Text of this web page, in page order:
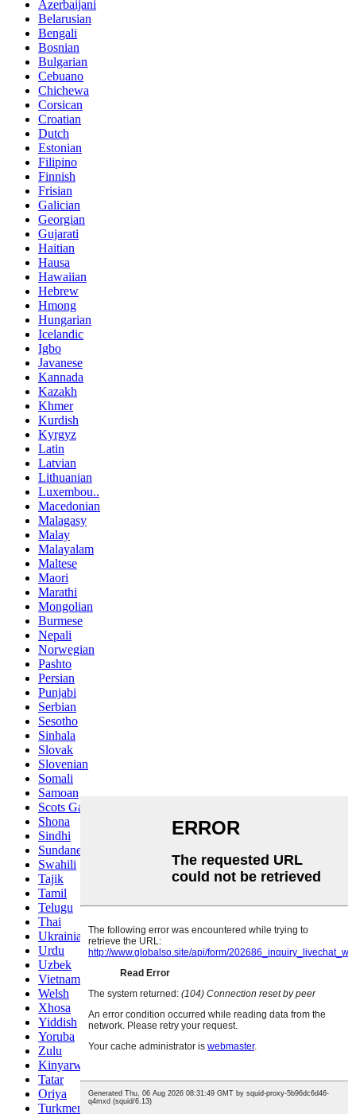
Azerbaijani
Belarusian
Bengali
Bosnian
Bulgarian
Cebuano
Chichewa
Corsican
Croatian
Dutch
Estonian
Filipino
Finnish
Frisian
Galician
Georgian
Gujarati
Haitian
Hausa
Hawaiian
Hebrew
Hmong
Hungarian
Icelandic
Igbo
Javanese
Kannada
Kazakh
Khmer
Kurdish
Kyrgyz
Latin
Latvian
Lithuanian
Luxembou..
Macedonian
Malagasy
Malay
Malayalam
Maltese
Maori
Marathi
Mongolian
Burmese
Nepali
Norwegian
Pashto
Persian
Punjabi
Serbian
Sesotho
Sinhala
Slovak
Slovenian
Somali
Samoan
Scots Gaelic
Shona
Sindhi
Sundanese
Swahili
Tajik
Tamil
Telugu
Thai
Ukrainian
Urdu
Uzbek
Vietnamese
Welsh
Xhosa
Yiddish
Yoruba
Zulu
Kinyarwanda
Tatar
Oriya
Turkmen